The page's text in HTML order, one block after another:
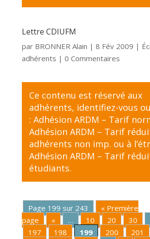
Lettre CDIUFM
par BRONNER Alain | 8 Fév 2009 |
adhérents | 0 Commentaires
Ce contenu est réservé aux
adhérents, identifiez-vous
: Adhésion ARDM – Tarif
Adhésion ARDM – Tarif
adhérents non imp. ou à
Adhésion ARDM – Tarif
étudiants.
Page 199 sur 243
« Première
page
« … 10 20 30
197
198 199 200 201